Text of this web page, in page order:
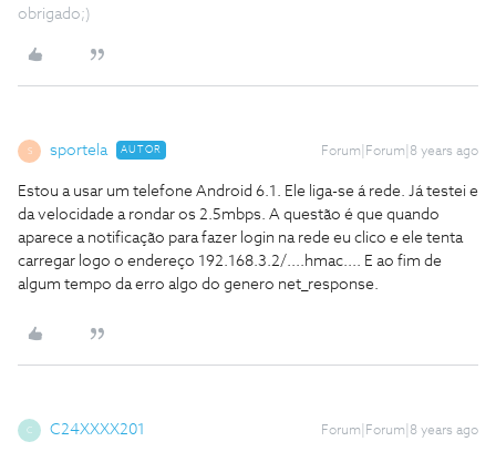
obrigado;)
S sportela AUTOR Forum|Forum|8 years ago
Estou a usar um telefone Android 6.1. Ele liga-se á rede. Já testei e
da velocidade a rondar os 2.5mbps. A questão é que quando
aparece a notificação para fazer login na rede eu clico e ele tenta
carregar logo o endereço 192.168.3.2/....hmac.... E ao fim de
algum tempo da erro algo do genero net_response.
C C24XXXX201 Forum|Forum|8 years ago